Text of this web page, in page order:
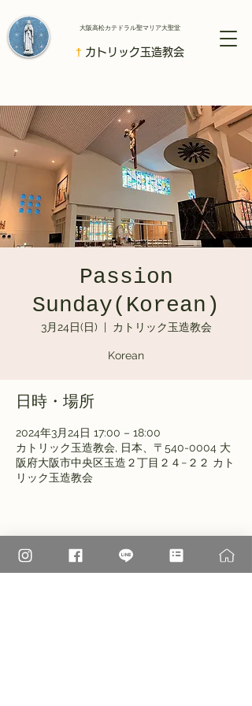
† カトリック玉造教会
​大阪高松カテドラル聖マリア大聖堂
Passion
Sunday(Korean)
3月24日(日)
  |
カトリック玉造教会
Korean
日時・場所
2024年3月24日 17:00 – 18:00
カトリック玉造教会, 日本、〒540-0004 大
阪府大阪市中央区玉造２丁目２４−２２ カト
リック玉造教会
このイベントをシェア